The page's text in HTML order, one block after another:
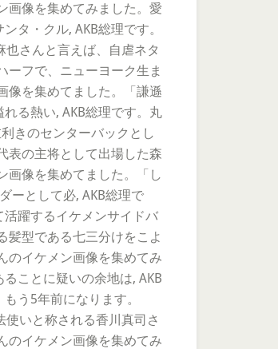
画像を集めてみました。愛
タ・クル, AKB総理です。
さんと言えば、自虐ネタ
ーフで、ニューヨーク生ま
像を集めてました。「謙遜
る熱い, AKB総理です。丸
きのセンターバックとし
表の主将として出場した森
画像を集めてました。「し
ーとして必, AKB総理で
躍するイケメンサイドバ
髪型である七三分けをこよ
のイケメン画像を集めてみ
ことに疑いの余地は, AKB
う5年前になります。
いと称される香川真司さ
のイケメン画像を集めてみ